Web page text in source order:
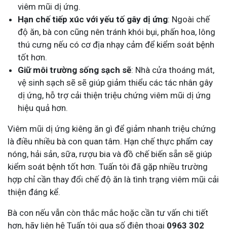
viêm mũi dị ứng.
Hạn chế tiếp xúc với yếu tố gây dị ứng: Ngoài chế
độ ăn, bà con cũng nên tránh khói bụi, phấn hoa, lông
thú cưng nếu có cơ địa nhạy cảm để kiểm soát bệnh
tốt hơn.
Giữ môi trường sống sạch sẽ: Nhà cửa thoáng mát,
vệ sinh sạch sẽ sẽ giúp giảm thiểu các tác nhân gây
dị ứng, hỗ trợ cải thiện triệu chứng viêm mũi dị ứng
hiệu quả hơn.
Viêm mũi dị ứng kiêng ăn gì để giảm nhanh triệu chứng
là điều nhiều bà con quan tâm. Hạn chế thực phẩm cay
nóng, hải sản, sữa, rượu bia và đồ chế biến sẵn sẽ giúp
kiểm soát bệnh tốt hơn. Tuấn tôi đã gặp nhiều trường
hợp chỉ cần thay đổi chế độ ăn là tình trạng viêm mũi cải
thiện đáng kể.
Bà con nếu vẫn còn thắc mắc hoặc cần tư vấn chi tiết
hơn, hãy liên hệ Tuấn tôi qua số điện thoại 0963 302